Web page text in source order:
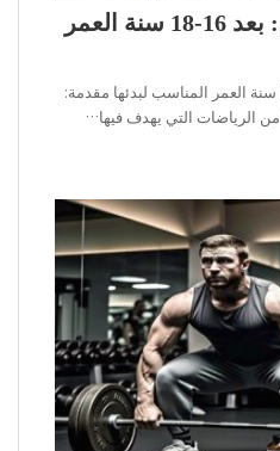
رياضة كمال الأجسام: بعد 16-18 سنة العمر
رياضة كمال الأجسام: بعد 16-18 سنة العمر المناسب لبدئها مقدمة:
الرياضات التي يهدف فيها…